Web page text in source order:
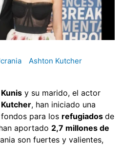
Ashton Kutcher
y su marido, el actor
, han iniciado una
para los refugiados de
aportado 2,7 millones de
son fuertes y valientes,